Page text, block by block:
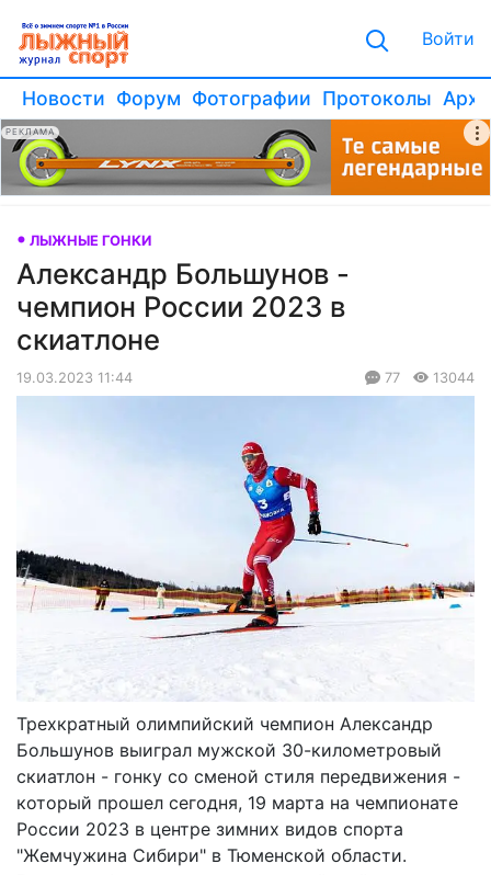
Войти
Новости Форум Фотографии Протоколы
РЕКЛАМА
ЛЫЖНЫЕ ГОНКИ
Александр Большунов -
чемпион России 2023 в
скиатлоне
19.03.2023 11:44 77 13044
Трехкратный олимпийский чемпион Александр
Большунов выиграл мужской 30-километровый
скиатлон - гонку со сменой стиля передвижения -
который прошел сегодня, 19 марта на чемпионате
России 2023 в центре зимних видов спорта
"Жемчужина Сибири" в Тюменской области.